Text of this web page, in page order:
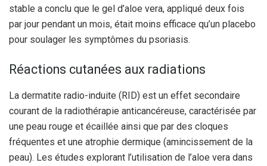
stable a conclu que le gel d’aloe vera, appliqué deux fois
par jour pendant un mois, était moins efficace qu’un placebo
pour soulager les symptômes du psoriasis.
Réactions cutanées aux radiations
La dermatite radio-induite (RID) est un effet secondaire
courant de la radiothérapie anticancéreuse, caractérisée par
une peau rouge et écaillée ainsi que par des cloques
fréquentes et une atrophie dermique (amincissement de la
peau). Les études explorant l’utilisation de l’aloe vera dans